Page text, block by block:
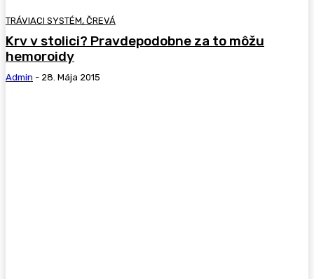
TRÁVIACI SYSTÉM, ČREVÁ
Krv v stolici? Pravdepodobne za to môžu
hemoroidy
Admin - 28. Mája 2015